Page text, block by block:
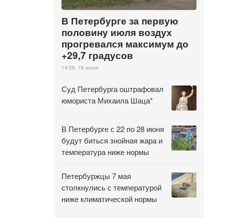
В Петербурге за первую
половину июля воздух
прогревался максимум до
+29,7 градусов
14:26, 16 июля
Суд Петербурга оштрафовал
юмориста Михаила Шаца*
В Петербурге с 22 по 28 июня
будут биться знойная жара и
температура ниже нормы
Петербуржцы 7 мая
столкнулись с температурой
ниже климатической нормы